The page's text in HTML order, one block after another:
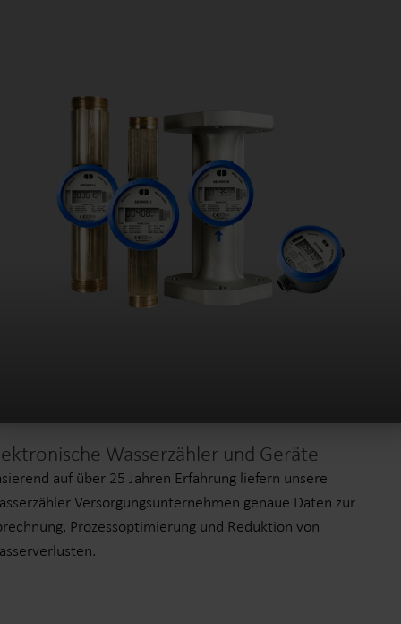
Wasserzähler und Geräte
auf über 25 Jahren Erfahrung liefern unsere
Versorgungsunternehmen genaue Daten zur
Prozessoptimierung und Reduktion von